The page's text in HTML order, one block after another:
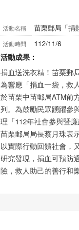
活動名稱 苗栗郵局「捐
活動時間 112/11/6
活動成果：
捐血送洗衣精！苗栗郵
為響應「捐血一袋，救
於苗栗中苗郵局ATM前
列。為鼓勵民眾踴躍參
理「112年社會參與暨
苗栗郵局局長蔡月珠表
以實際行動回饋社會，
研究發現，捐血可預防
險，救人助己的善行和